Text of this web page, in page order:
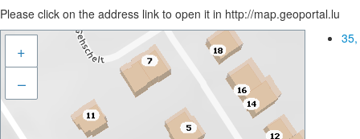
Please click on the address link to open it in http://map.geoportal.lu
+
–